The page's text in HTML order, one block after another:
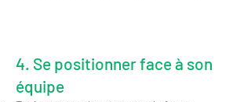
4. Se positionner face à son
équipe